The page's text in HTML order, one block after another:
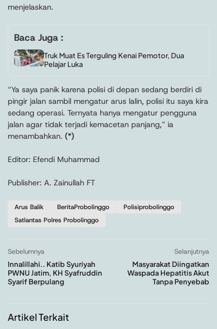
menjelaskan.
Baca Juga :
Truk Muat Es Terguling Kenai Pemotor, Dua
Pelajar Luka
“Ya saya panik karena polisi di depan sedang berdiri di
pingir jalan sambil mengatur arus lalin, polisi itu saya kira
sedang operasi. Ternyata hanya mengatur pengguna
jalan agar tidak terjadi kemacetan panjang,” ia
menambahkan. (*)
Editor: Efendi Muhammad
Publisher: A. Zainullah FT
Arus Balik BeritaProbolinggo
Polisiprobolinggo
Satlantas Polres Probolinggo
Sebelumnya
Innalillahi.. Katib Syuriyah
PWNU Jatim, KH Syafruddin
Syarif Berpulang
Selanjutnya
Masyarakat Diingatkan
Waspada Hepatitis Akut
Tanpa Penyebab
Artikel Terkait